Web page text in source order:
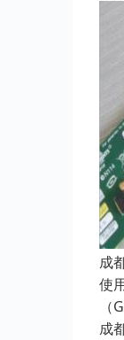
成
使
成